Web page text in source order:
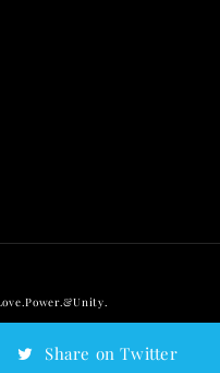
組)
Share on Twitter